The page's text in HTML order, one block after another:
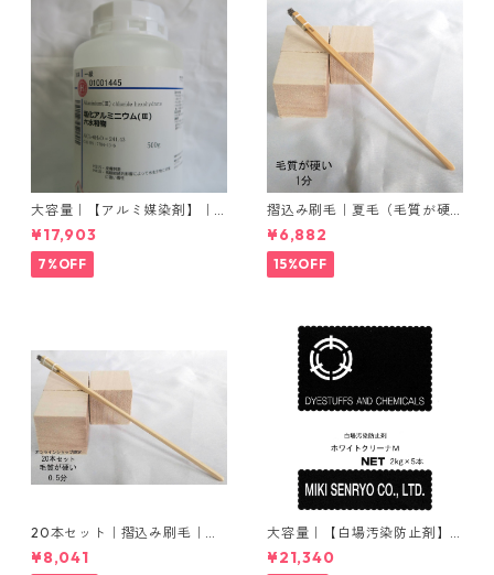
大容量｜【アルミ媒染剤】｜5
00g−5本入り｜塩化アルミニ
ウム
¥17,903
7%OFF
摺込み刷毛｜夏毛（毛質が硬
い）1分｜16本入り＊1セット
¥6,882
15%OFF
20本セット｜摺込み刷毛｜夏
毛（毛質が硬い）0.5分
¥8,041
大容量｜【白場汚染防止剤】
｜2kg×5本｜ホワイトクリー
ナＭ
¥21,340